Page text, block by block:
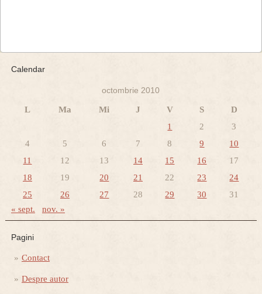
Calendar
octombrie 2010
L Ma Mi J V S
D
1
2
3
4
5 6 7 8 9
10
11
12 13 14 15 16
17
18
19 20 21 22 23
24
25
26 27 28 29 30 31
« sept. nov. »
Pagini
Contact
Despre autor